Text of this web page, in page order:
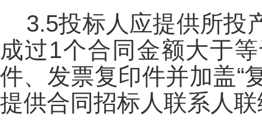
3.5投标人应提供所投
成过1个合同金额大于
件、发票复印件并加盖“
提供合同招标人联系人